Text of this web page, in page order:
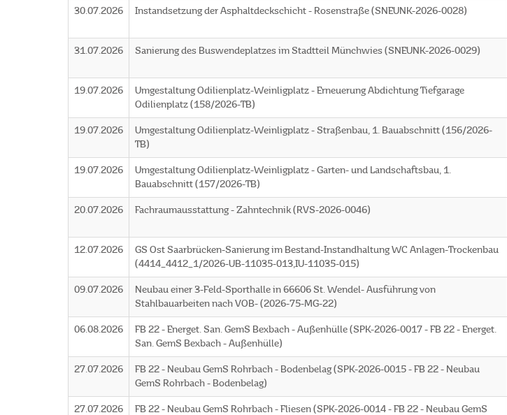
30.07.2026 Instandsetzung der Asphaltdeckschicht - Rosenstraße (SNEUNK-2026-0028)
31.07.2026 Sanierung des Buswendeplatzes im Stadtteil Münchwies (SNEUNK-2026-0029)
19.07.2026
Umgestaltung Odilienplatz-Weinligplatz - Erneuerung Abdichtung Tiefgarage
Odilienplatz (158/2026-TB)
19.07.2026
Umgestaltung Odilienplatz-Weinligplatz - Straßenbau, 1. Bauabschnitt (156/2026-
TB)
19.07.2026
Umgestaltung Odilienplatz-Weinligplatz - Garten- und Landschaftsbau, 1.
Bauabschnitt (157/2026-TB)
20.07.2026 Fachraumausstattung - Zahntechnik (RVS-2026-0046)
12.07.2026
GS Ost Saarbrücken-Sanierung im Bestand-Instandhaltung WC Anlagen-Trockenbau
(4414_4412_1/2026-UB-11035-013,IU-11035-015)
09.07.2026
Neubau einer 3-Feld-Sporthalle in 66606 St. Wendel- Ausführung von
Stahlbauarbeiten nach VOB- (2026-75-MG-22)
06.08.2026
FB 22 - Energet. San. GemS Bexbach - Außenhülle (SPK-2026-0017 - FB 22 - Energet.
San. GemS Bexbach - Außenhülle)
27.07.2026
FB 22 - Neubau GemS Rohrbach - Bodenbelag (SPK-2026-0015 - FB 22 - Neubau
GemS Rohrbach - Bodenbelag)
27.07.2026 FB 22 - Neubau GemS Rohrbach - Fliesen (SPK-2026-0014 - FB 22 - Neubau GemS